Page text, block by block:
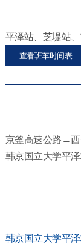
平泽站、芝堤站
查看班车时间表
京釜高速公路→
韩京国立大学平
韩京国立大学平